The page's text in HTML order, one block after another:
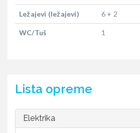
Ležajevi (ležajevi) 6 + 2
WC/Tuš 1
Lista opreme
Elektrika